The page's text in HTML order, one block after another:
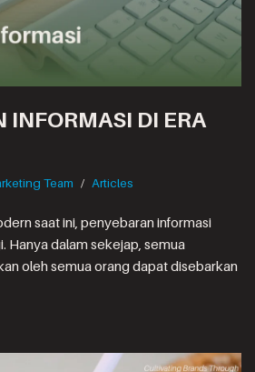
INFORMASI DI ERA
Team Articles
saat ini, penyebaran informasi
Hanya dalam sekejap, semua
oleh semua orang dapat disebarkan